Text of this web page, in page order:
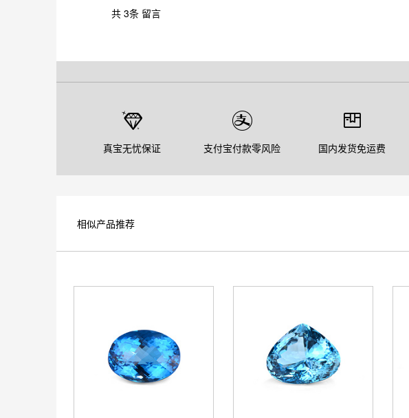
共 3条 留言
真宝无忧保证 支付宝付款零风险 国内发货免运费
相似产品推荐